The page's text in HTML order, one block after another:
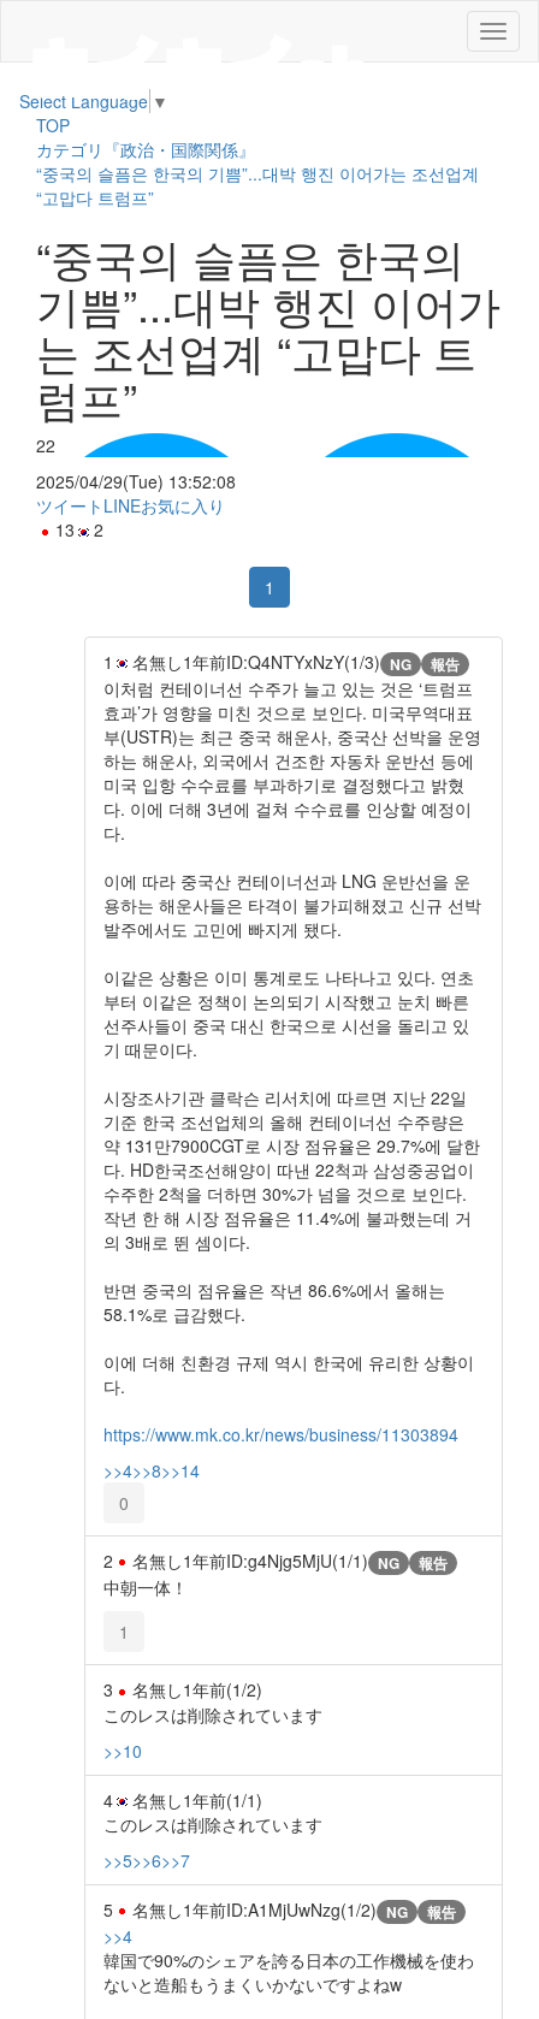
メ
ニ
Select Language ▼
TOP
カテゴリ『政治・国際関係』
“중국의 슬픔은 한국의 기쁨”...대박 행진 이어가는 조선업계
“고맙다 트럼프”
“중국의 슬픔은 한국의
기쁨”...대박 행진 이어가
는 조선업계 “고맙다 트
럼프”
22
2025/04/29(Tue) 13:52:08
ツイート LINEお気に入り
13
2
1
1 名無し1年前ID:Q4NTYxNzY(1/3) NG 報告
이처럼 컨테이너선 수주가 늘고 있는 것은 ‘트럼프
효과’가 영향을 미친 것으로 보인다. 미국무역대표
부(USTR)는 최근 중국 해운사, 중국산 선박을 운영
하는 해운사, 외국에서 건조한 자동차 운반선 등에
미국 입항 수수료를 부과하기로 결정했다고 밝혔
다. 이에 더해 3년에 걸쳐 수수료를 인상할 예정이
다.
이에 따라 중국산 컨테이너선과 LNG 운반선을 운
용하는 해운사들은 타격이 불가피해졌고 신규 선박
발주에서도 고민에 빠지게 됐다.
이같은 상황은 이미 통계로도 나타나고 있다. 연초
부터 이같은 정책이 논의되기 시작했고 눈치 빠른
선주사들이 중국 대신 한국으로 시선을 돌리고 있
기 때문이다.
시장조사기관 클락슨 리서치에 따르면 지난 22일
기준 한국 조선업체의 올해 컨테이너선 수주량은
약 131만7900CGT로 시장 점유율은 29.7%에 달한
다. HD한국조선해양이 따낸 22척과 삼성중공업이
수주한 2척을 더하면 30%가 넘을 것으로 보인다.
작년 한 해 시장 점유율은 11.4%에 불과했는데 거
의 3배로 뛴 셈이다.
반면 중국의 점유율은 작년 86.6%에서 올해는
58.1%로 급감했다.
이에 더해 친환경 규제 역시 한국에 유리한 상황이
다.
https://www.mk.co.kr/news/business/11303894
>>4>>8>>14
0
2 名無し1年前ID:g4Njg5MjU(1/1) NG 報告
中朝一体！
1
3 名無し1年前(1/2)
このレスは削除されています
>>10
4 名無し1年前(1/1)
このレスは削除されています
>>5>>6>>7
5 名無し1年前ID:A1MjUwNzg(1/2) NG 報告
>>4
韓国で90%のシェアを誇る日本の工作機械を使わ
ないと造船もうまくいかないですよねw